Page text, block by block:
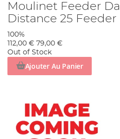
Moulinet Feeder
Distance 25 Feeder
100%
112,00 € 79,00 €
Out of Stock
Ajouter Au Panier